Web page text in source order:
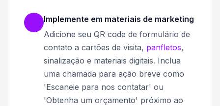
Implemente em materiais de marketing
Adicione seu QR code de formulário de
contato a cartões de visita, panfletos,
sinalização e materiais digitais. Inclua
uma chamada para ação breve como
'Escaneie para nos contatar' ou
'Obtenha um orçamento' próximo ao